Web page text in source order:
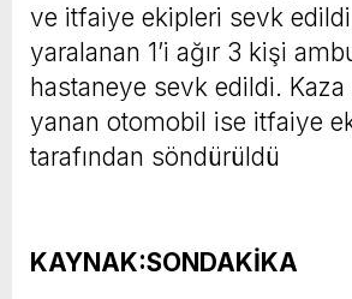
ve itfaiye ekipleri sevk
yaralanan 1’i ağır 3 kişi
hastaneye sevk edildi. Kaza
yanan otomobil ise itfaiye
tarafından söndürüldü
KAYNAK:SONDAKİKA